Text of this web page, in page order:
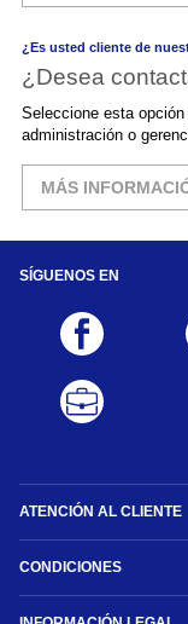
¿Es usted cliente de
¿Desea
Seleccione esta opción
administración o
MÁS
SÍGUENOS EN
ATENCIÓN AL CLIENTE
CONDICIONES